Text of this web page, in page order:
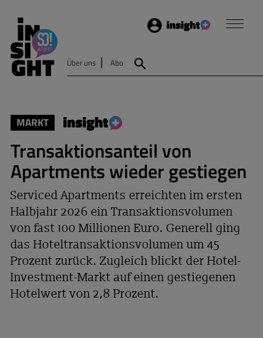
Login
Über uns Abo
MARKT
Transaktionsanteil von
Apartments wieder gestiegen
Serviced Apartments erreichten im ersten
Halbjahr 2026 ein Transaktionsvolumen
von fast 100 Millionen Euro. Generell ging
das Hoteltransaktionsvolumen um 45
Prozent zurück. Zugleich blickt der Hotel-
Investment-Markt auf einen gestiegenen
Hotelwert von 2,8 Prozent.